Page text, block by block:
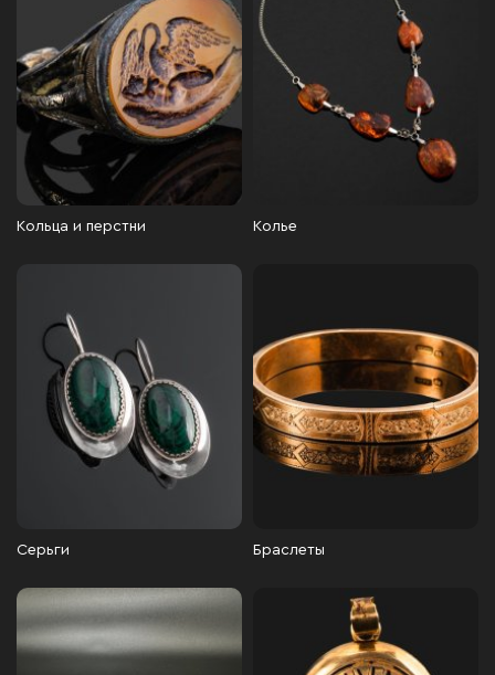
Кольца и перстни Колье
Серьги Браслеты